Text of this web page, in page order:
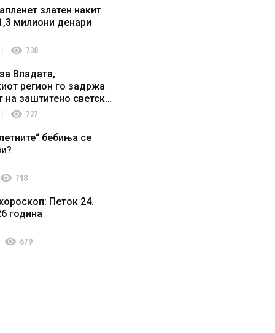
златен накит
милиони денари
visibility 738
Владата,
регион го задржа
на заштитено светско
наследство
visibility 727
бебиња се
visibility 718
Петок 24.
година
visibility 679